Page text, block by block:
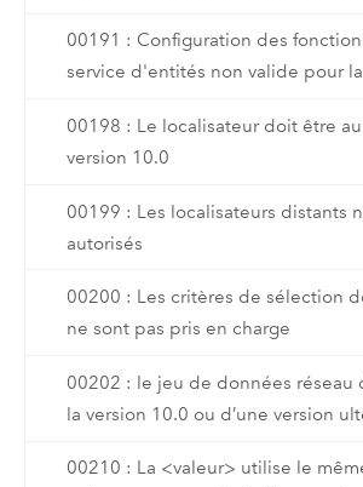
00191 : Configuration des
service d'entités non valide pour
00198 : Le localisateur doit être
version 10.0
00199 : Les localisateurs distants
autorisés
00200 : Les critères de sélection
ne sont pas pris en charge
00202 : le jeu de données réseau
la version 10.0 ou d’une version
00210 : La <valeur> utilise le